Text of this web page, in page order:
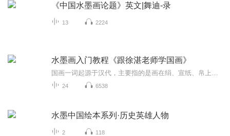
《中国水墨画论题》英文|舞迪-录
13 2224
水墨画入门教程《跟徐湛老师学国画》
24 6538
水墨中国绘本系列·历史英雄人物
2 118